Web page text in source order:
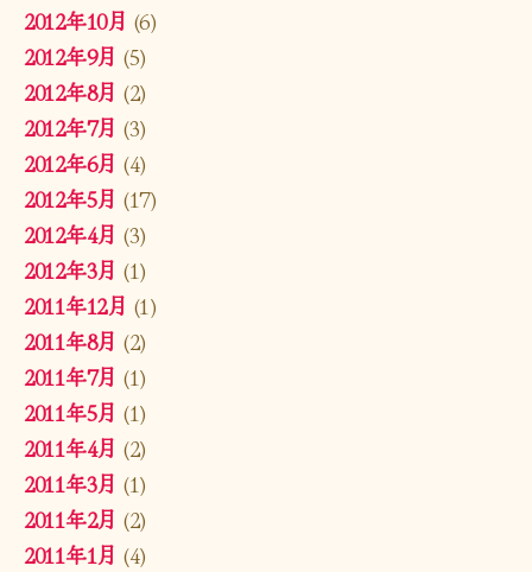
2012年10月 (6)
2012年9月 (5)
2012年8月 (2)
2012年7月 (3)
2012年6月 (4)
2012年5月 (17)
2012年4月 (3)
2012年3月 (1)
2011年12月 (1)
2011年8月 (2)
2011年7月 (1)
2011年5月 (1)
2011年4月 (2)
2011年3月 (1)
2011年2月 (2)
2011年1月 (4)